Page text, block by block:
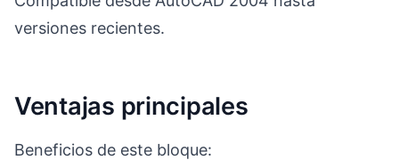
versiones recientes.
Ventajas principales
Beneficios de este bloque: